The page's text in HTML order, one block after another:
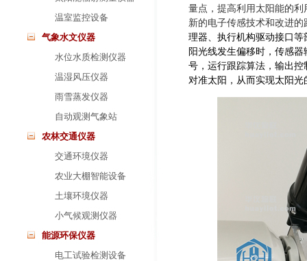
温室监控设备
气象水文仪器
水位水质检测仪器
温湿风压仪器
雨雪蒸发仪器
自动观测气象站
农林交通仪器
交通环境仪器
农业大棚智能设备
土壤环境仪器
小气候观测仪器
能源环保仪器
电工试验检测设备
量点，提高利用太阳能的
新的电子传感技术和改进
理器、执行机构驱动接口
阳光线发生偏移时，传感
号，运行跟踪算法，输出
对准太阳，从而实现太阳